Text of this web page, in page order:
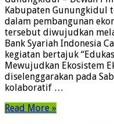
Kabupaten Gunungkidul
dalam pembangunan
tersebut diwujudkan
Bank Syariah Indonesia
kegiatan bertajuk
Mewujudkan Ekosistem
diselenggarakan pada
kolaboratif …
Read More »